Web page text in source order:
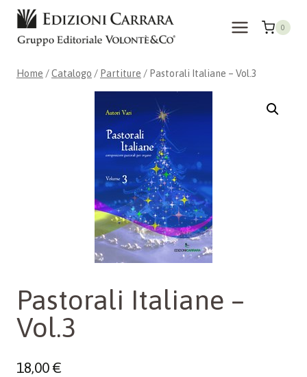
Salta
contenuto
0
Home /Catalogo / Partiture / Pastorali Italiane – Vol.3
Pastorali Italiane –
Vol.3
18,00€